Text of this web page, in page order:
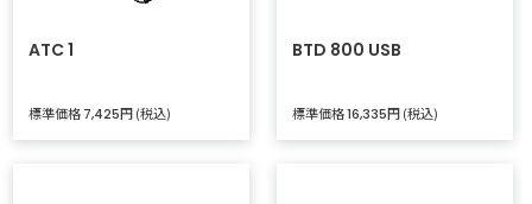
ATC 1
標準価格7,425円 (税込)
BTD 800 USB
標準価格16,335円 (税込)